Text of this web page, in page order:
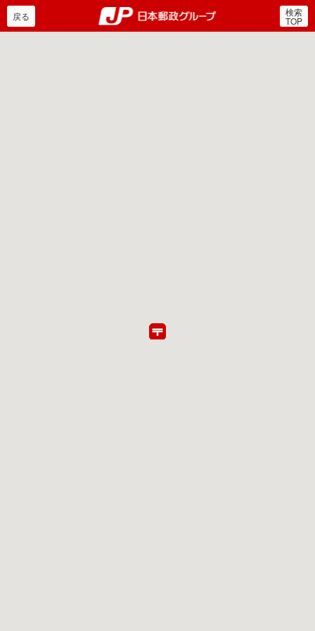
郵便局・日本郵政グルー
戻る 検索
TOP